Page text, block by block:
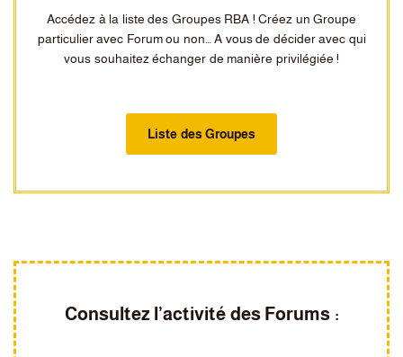
Accédez à la liste des Groupes RBA ! Créez un Groupe
particulier avec Forum ou non… A vous de décider avec qui
vous souhaitez échanger de manière privilégiée !
Liste des Groupes
Consultez l’activité des Forums :